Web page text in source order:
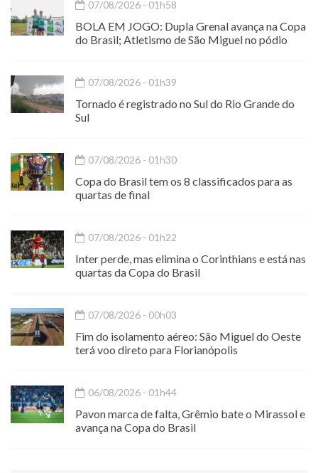
07/08/2026 - 01h58
BOLA EM JOGO: Dupla Grenal avança na Copa
do Brasil; Atletismo de São Miguel no pódio
07/08/2026 - 01h39
Tornado é registrado no Sul do Rio Grande do
Sul
07/08/2026 - 01h30
Copa do Brasil tem os 8 classificados para as
quartas de final
07/08/2026 - 01h22
Inter perde, mas elimina o Corinthians e está nas
quartas da Copa do Brasil
07/08/2026 - 00h03
Fim do isolamento aéreo: São Miguel do Oeste
terá voo direto para Florianópolis
06/08/2026 - 01h44
Pavon marca de falta, Grêmio bate o Mirassol e
avança na Copa do Brasil